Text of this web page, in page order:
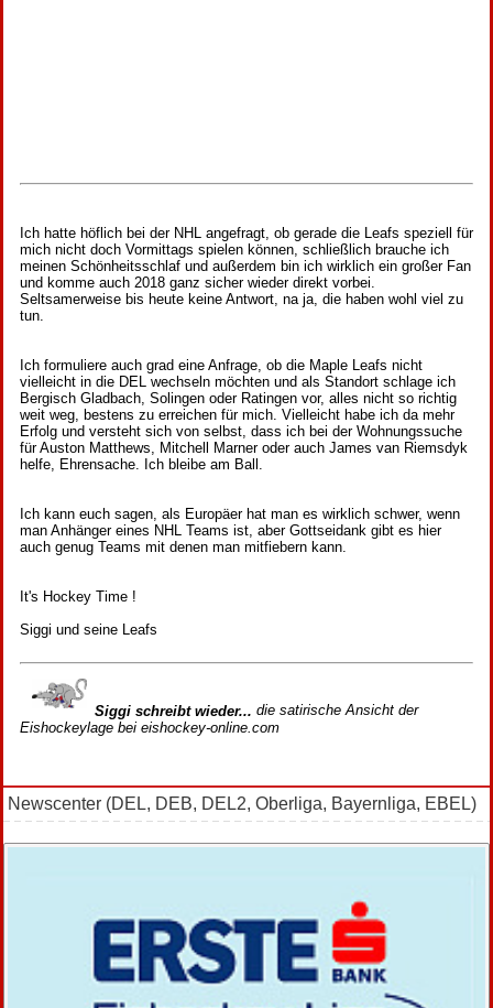
Ich hatte höflich bei der NHL angefragt, ob gerade die Leafs speziell für
mich nicht doch Vormittags spielen können, schließlich brauche ich
meinen Schönheitsschlaf und außerdem bin ich wirklich ein großer Fan
und komme auch 2018 ganz sicher wieder direkt vorbei.
Seltsamerweise bis heute keine Antwort, na ja, die haben wohl viel zu
tun.
Ich formuliere auch grad eine Anfrage, ob die Maple Leafs nicht
vielleicht in die DEL wechseln möchten und als Standort schlage ich
Bergisch Gladbach, Solingen oder Ratingen vor, alles nicht so richtig
weit weg, bestens zu erreichen für mich. Vielleicht habe ich da mehr
Erfolg und versteht sich von selbst, dass ich bei der Wohnungssuche
für Auston Matthews, Mitchell Marner oder auch James van Riemsdyk
helfe, Ehrensache. Ich bleibe am Ball.
Ich kann euch sagen, als Europäer hat man es wirklich schwer, wenn
man Anhänger eines NHL Teams ist, aber Gottseidank gibt es hier
auch genug Teams mit denen man mitfiebern kann.
It's Hockey Time !
Siggi und seine Leafs
Siggi schreibt wieder... die satirische Ansicht der
Eishockeylage bei eishockey-online.com
Newscenter (DEL, DEB, DEL2, Oberliga, Bayernliga, EBEL)